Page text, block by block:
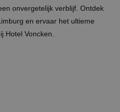
onvergetelijk verblijf. Ontdek
en ervaar het ultieme
Hotel Voncken.